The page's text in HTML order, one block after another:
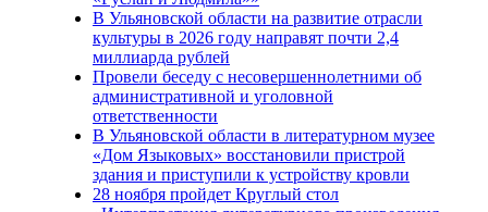
В Ульяновской области на развитие отрасли
культуры в 2026 году направят почти 2,4
миллиарда рублей
Провели беседу с несовершеннолетними об
административной и уголовной
ответственности
В Ульяновской области в литературном музее
«Дом Языковых» восстановили пристрой
здания и приступили к устройству кровли
28 ноября пройдет Круглый стол